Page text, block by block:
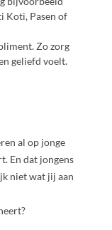
Koti, Pasen of
Zo zorg
geliefd voelt.
al op jonge
En dat jongens
niet wat jij aan